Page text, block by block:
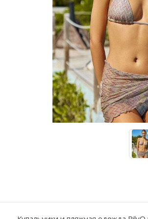
Купальники с плавками слипы
Купальники с плавками танга